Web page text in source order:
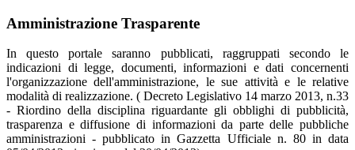
Amministrazione Trasparente
In questo portale saranno pubblicati, raggruppati secondo le
indicazioni di legge, documenti, informazioni e dati concernenti
l'organizzazione dell'amministrazione, le sue attività e le relative
modalità di realizzazione. ( Decreto Legislativo 14 marzo 2013, n.33
- Riordino della disciplina riguardante gli obblighi di pubblicità,
trasparenza e diffusione di informazioni da parte delle pubbliche
amministrazioni - pubblicato in Gazzetta Ufficiale n. 80 in data